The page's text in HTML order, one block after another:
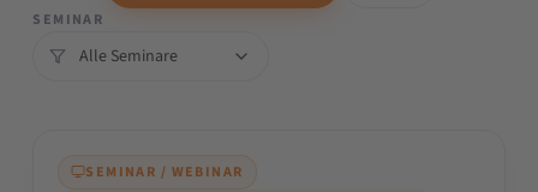
SEMINAR
SEMINAR / WEBINAR